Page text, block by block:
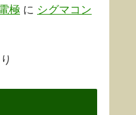
極 に シグマコン